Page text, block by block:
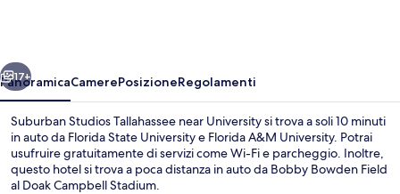
Avanti
17+
PanoramicaCamerePosizioneRegolamenti
Suburban Studios Tallahassee near University si trova a soli 10 minuti
in auto da Florida State University e Florida A&M University. Potrai
usufruire gratuitamente di servizi come Wi-Fi e parcheggio. Inoltre,
questo hotel si trova a poca distanza in auto da Bobby Bowden Field
al Doak Campbell Stadium.